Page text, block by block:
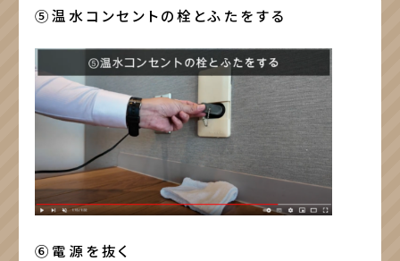
⑤温水コンセントの栓とふたをする
⑥電源を抜く